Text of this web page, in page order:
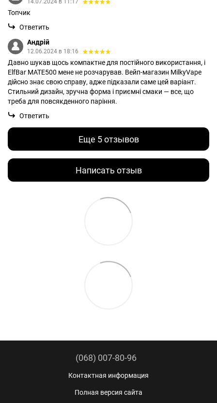
14.07.2024 в 11:17
Топчик
Ответить
Андрій
12.06.2024 в 18:16
Давно шукав щось компактне для постійного використання, і
ElfBar MATE500 мене не розчарував. Вейп-магазин MilkyVape
дійсно знає свою справу, адже підказали саме цей варіант.
Стильний дизайн, зручна форма і приємні смаки — все, що
треба для повсякденного паріння.
Ответить
Еще 5 отзывов
Написать отзыв
(068) 007-80-96
Контактная информация
Полная версия сайта